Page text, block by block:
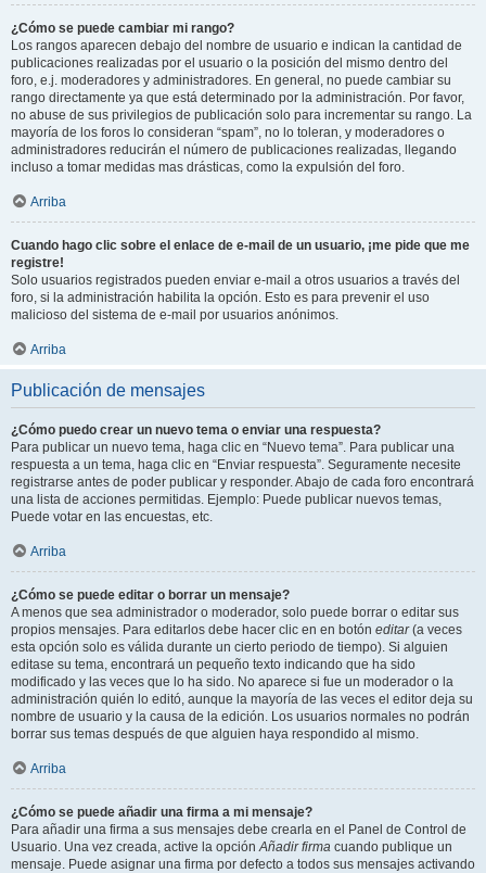
¿Cómo se puede cambiar mi rango?
Los rangos aparecen debajo del nombre de usuario e indican la cantidad de
publicaciones realizadas por el usuario o la posición del mismo dentro del
foro, e.j. moderadores y administradores. En general, no puede cambiar su
rango directamente ya que está determinado por la administración. Por favor,
no abuse de sus privilegios de publicación solo para incrementar su rango. La
mayoría de los foros lo consideran “spam”, no lo toleran, y moderadores o
administradores reducirán el número de publicaciones realizadas, llegando
incluso a tomar medidas mas drásticas, como la expulsión del foro.
Arriba
Cuando hago clic sobre el enlace de e-mail de un usuario, ¡me pide que me
registre!
Solo usuarios registrados pueden enviar e-mail a otros usuarios a través del
foro, si la administración habilita la opción. Esto es para prevenir el uso
malicioso del sistema de e-mail por usuarios anónimos.
Arriba
Publicación de mensajes
¿Cómo puedo crear un nuevo tema o enviar una respuesta?
Para publicar un nuevo tema, haga clic en “Nuevo tema”. Para publicar una
respuesta a un tema, haga clic en “Enviar respuesta”. Seguramente necesite
registrarse antes de poder publicar y responder. Abajo de cada foro encontrará
una lista de acciones permitidas. Ejemplo: Puede publicar nuevos temas,
Puede votar en las encuestas, etc.
Arriba
¿Cómo se puede editar o borrar un mensaje?
A menos que sea administrador o moderador, solo puede borrar o editar sus
propios mensajes. Para editarlos debe hacer clic en en botón editar(a veces
esta opción solo es válida durante un cierto periodo de tiempo). Si alguien
editase su tema, encontrará un pequeño texto indicando que ha sido
modificado y las veces que lo ha sido. No aparece si fue un moderador o la
administración quién lo editó, aunque la mayoría de las veces el editor deja su
nombre de usuario y la causa de la edición. Los usuarios normales no podrán
borrar sus temas después de que alguien haya respondido al mismo.
Arriba
¿Cómo se puede añadir una firma a mi mensaje?
Para añadir una firma a sus mensajes debe crearla en el Panel de Control de
Usuario. Una vez creada, active la opciónAñadir firma cuando publique un
mensaje. Puede asignar una firma por defecto a todos sus mensajes activando